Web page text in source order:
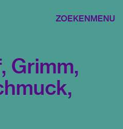
ZOEKENMENU
Grimm,